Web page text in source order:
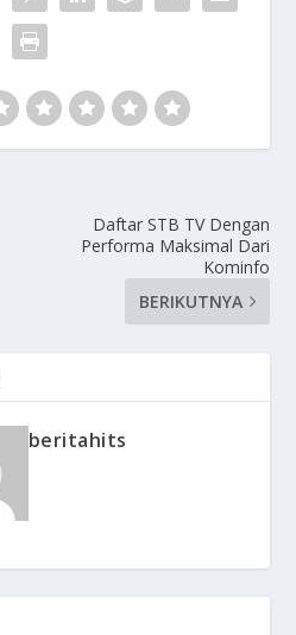
Daftar STB TV Dengan
Performa Maksimal Dari
Kominfo
BERIKUTNYA
beritahits